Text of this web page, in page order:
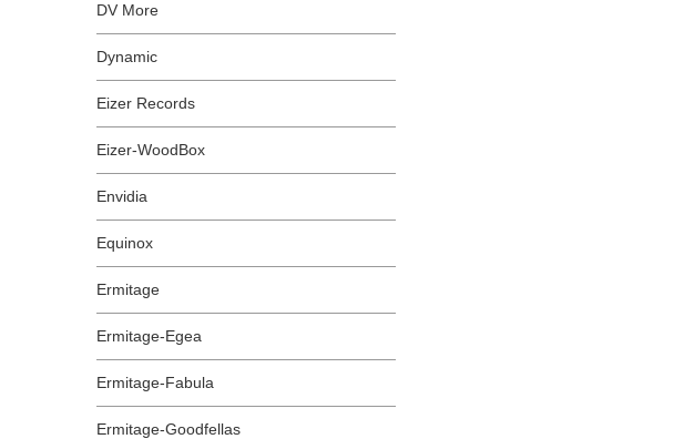
DV More
Dynamic
Eizer Records
Eizer-WoodBox
Envidia
Equinox
Ermitage
Ermitage-Egea
Ermitage-Fabula
Ermitage-Goodfellas